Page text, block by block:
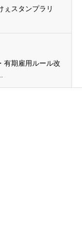
ぇスタンプラリ
有期雇用ルール改